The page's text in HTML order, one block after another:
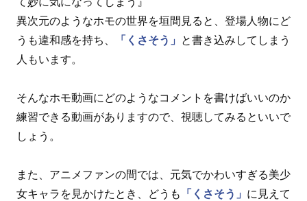
異次元のようなホモの世界を垣間見ると、登場人物にど
うも違和感を持ち、
「くさそう」
と書き込みしてしまう
人もいます。
そんなホモ動画にどのようなコメントを書けばいいのか
練習できる動画がありますので、視聴してみるといいで
しょう。
また、アニメファンの間では、元気でかわいすぎる美少
女キャラを見かけたとき、どうも
「くさそう」 に見えて